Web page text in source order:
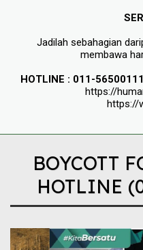
Jadilah sebahagian
membawa
HOTLINE : 011-56500111
https://
https://
BOYCOTT
HOTLINE